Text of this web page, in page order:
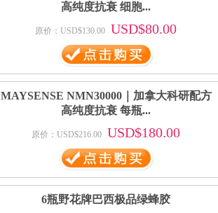
高纯度抗衰 细胞...
原价：USD$130.00 USD$80.00
MAYSENSE NMN30000｜加拿大科研配方
高纯度抗衰 每瓶...
原价：USD$216.00 USD$180.00
6瓶野花牌巴西极品绿蜂胶